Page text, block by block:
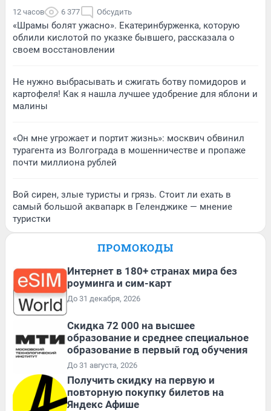
12 часов 6 377 Обсудить
«Шрамы болят ужасно». Екатеринбурженка, которую
облили кислотой по указке бывшего, рассказала о
своем восстановлении
Не нужно выбрасывать и сжигать ботву помидоров и
картофеля! Как я нашла лучшее удобрение для яблони и
малины
«Он мне угрожает и портит жизнь»: москвич обвинил
турагента из Волгограда в мошенничестве и пропаже
почти миллиона рублей
Вой сирен, злые туристы и грязь. Стоит ли ехать в
самый большой аквапарк в Геленджике — мнение
туристки
ПРОМОКОДЫ
Интернет в 180+ странах мира без
роуминга и сим-карт
До 31 декабря, 2026
Скидка 72 000 на высшее
образование и среднее специальное
образование в первый год обучения
До 31 августа, 2026
Получить скидку на первую и
повторную покупку билетов на
Яндекс Афише